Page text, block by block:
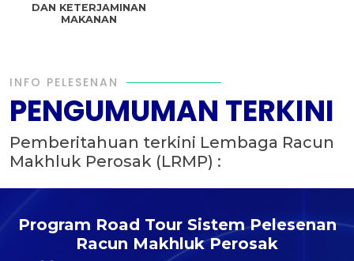
DAN KETERJAMINAN
MAKANAN
INFO PELESENAN
PENGUMUMAN TERKINI
Pemberitahuan terkini Lembaga Racun
Makhluk Perosak (LRMP) :
Program Road Tour Sistem Pelesenan
Racun Makhluk Perosak